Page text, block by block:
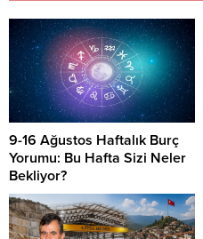
9-16 Ağustos Haftalık Burç
Yorumu: Bu Hafta Sizi Neler
Bekliyor?